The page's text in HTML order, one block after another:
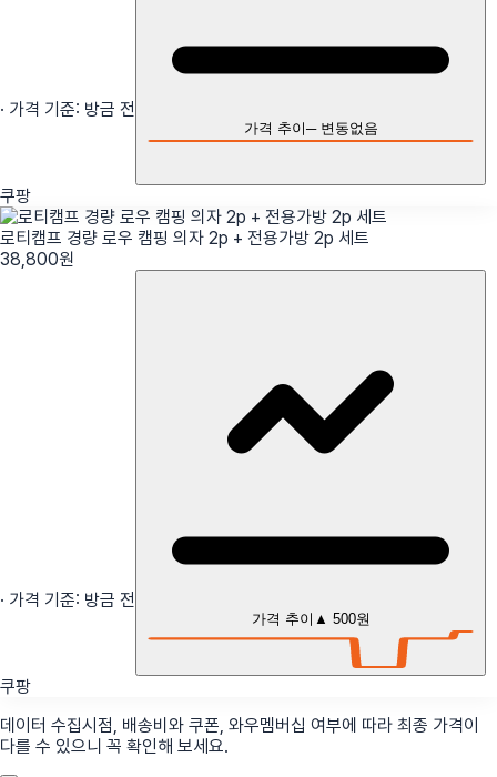
· 가격 기준: 방금 전
가격 추이─ 변동없음
쿠팡
로티캠프 경량 로우 캠핑 의자 2p + 전용가방 2p 세트
38,800원
· 가격 기준: 방금 전
가격 추이 ▲ 500원
쿠팡
데이터 수집시점, 배송비와 쿠폰, 와우멤버십 여부에 따라 최종 가격이
다를 수 있으니 꼭 확인해 보세요.